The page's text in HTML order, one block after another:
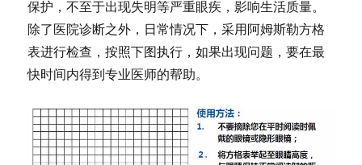
保护，不至于出现失明等严重眼疾，影响生活质量。
除了医院诊断之外，日常情况下，采用阿姆斯勒方格
表进行检查，按照下图执行，如果出现问题，要在最
快时间内得到专业医师的帮助。